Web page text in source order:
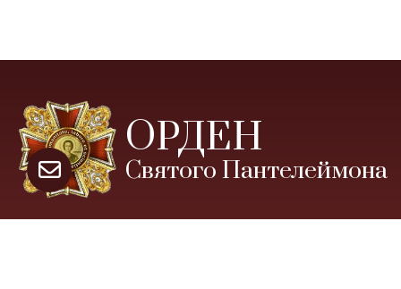
ОРДЕН
Святого Пантелеймона